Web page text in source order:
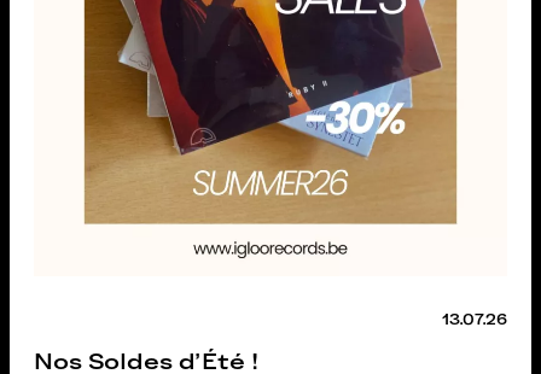
13.07.26
Nos Soldes d'Été !